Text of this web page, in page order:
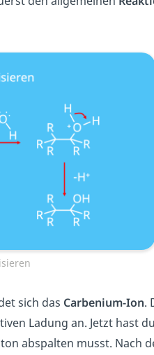
sich das Carbenium-Ion.
Ladung an. Jetzt hast
abspalten musst. Nach